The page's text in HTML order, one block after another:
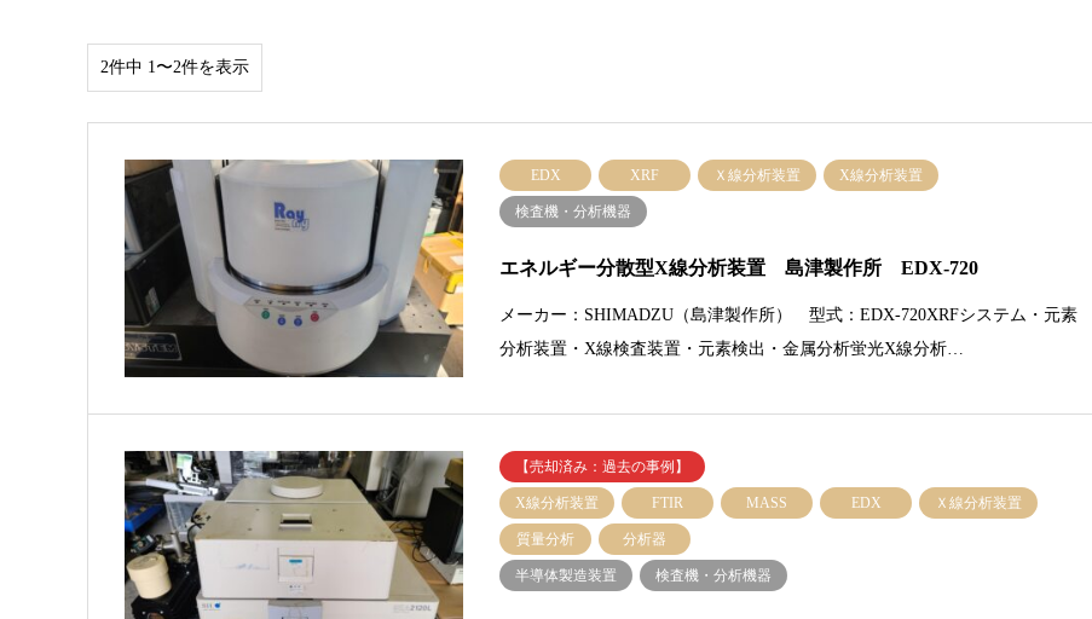
2件中 1〜2件を表示
EDX XRF Ｘ線分析装置 X線分析装置
検査機・分析機器
エネルギー分散型X線分析装置 島津製作所 EDX-720
メーカー：SHIMADZU（島津製作所） 型式：EDX-720XRFシステム・元素
分析装置・X線検査装置・元素検出・金属分析蛍光X線分析…
【売却済み：過去の事例】
X線分析装置 FTIR MASS EDX Ｘ線分析装置
質量分析 分析器
半導体製造装置 検査機・分析機器